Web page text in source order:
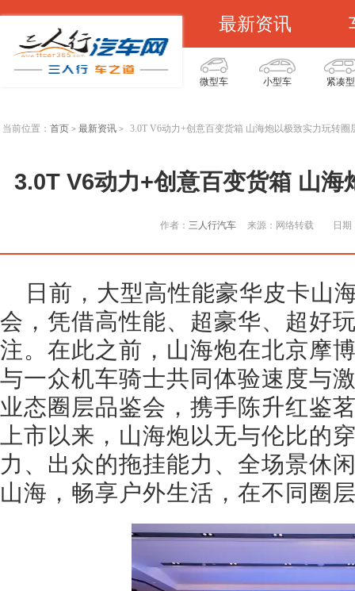
最新资讯
微型车 小型车 紧凑型
当前位置： 首页 > 最新资讯 > 3.0T V6动力+创意百变货箱 山海炮以极致实力玩转圈
3.0T V6动力+创意百变货箱 山
作者： 三人行汽车 来源：网络转载 日
日前，大型高性能豪华皮卡山
会，凭借高性能、超豪华、超好
注。在此之前，山海炮在北京摩
与一众机车骑士共同体验速度与
业态圈层品鉴会，携手陈升红鉴
上市以来，山海炮以无与伦比的
力、出众的拖挂能力、全场景休
山海，畅享户外生活，在不同圈